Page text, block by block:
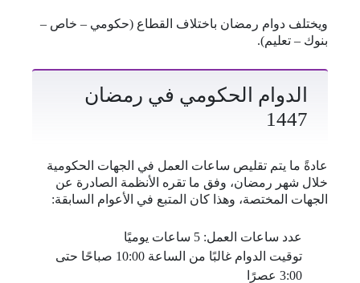
ويختلف دوام رمضان باختلاف القطاع (حكومي – خاص –
بنوك – تعليم).
الدوام الحكومي في رمضان
1447
عادةً ما يتم تقليص ساعات العمل في الجهات الحكومية
خلال شهر رمضان، وفق ما تقره الأنظمة الصادرة عن
الجهات المختصة، وهذا كان المتبع في الأعوام السابقة:
عدد ساعات العمل: 5 ساعات يوميًا
توقيت الدوام غالبًا من الساعة 10:00 صباحًا حتى
3:00 عصرًا